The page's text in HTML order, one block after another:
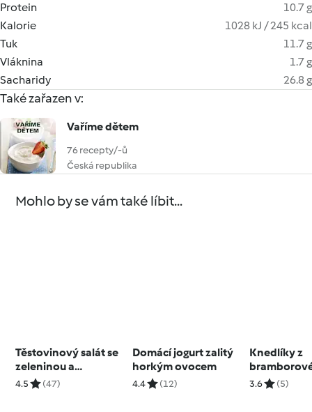
Protein
10.7 g
Kalorie
1028 kJ / 245 kcal
Tuk
11.7 g
Vláknina
1.7 g
Sacharidy
26.8 g
Také zařazen v:
Vaříme dětem
76 recepty/-ů
Česká republika
Mohlo by se vám také líbit...
Těstovinový salát se
zeleninou a
bylinkovo-
4.5 (47)
Domácí jogurt zalitý
horkým ovocem
4.4 (12)
Knedlíky z
s houbami
3.6 (5)